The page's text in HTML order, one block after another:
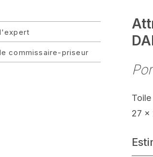
commissaire-priseur
27 x